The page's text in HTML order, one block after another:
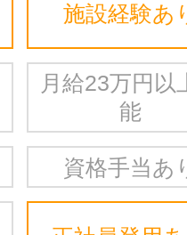
施設経験あ
月給23万円以
能
資格手当あ